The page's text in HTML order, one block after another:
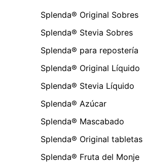
Splenda® Original Sobres
Splenda® Stevia Sobres
Splenda® para repostería
Splenda® Original Líquido
Splenda® Stevia Líquido
Splenda® Azúcar
Splenda® Mascabado
Splenda® Original tabletas
Splenda® Fruta del Monje